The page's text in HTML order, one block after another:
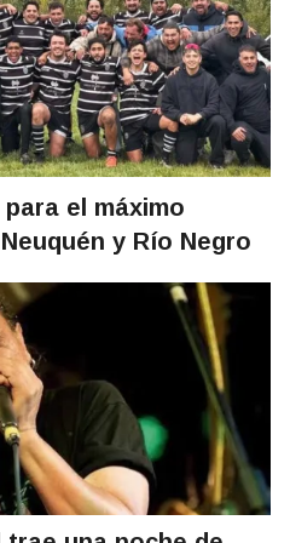
el máximo
y Río Negro